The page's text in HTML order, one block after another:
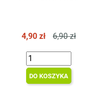
4,90 zł 6,90 zł
DO KOSZYKA